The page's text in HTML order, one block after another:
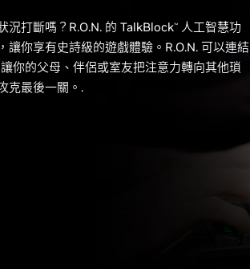
況打斷嗎？R.O.N. 的 TalkBlock™
人工智慧功
讓你享有史詩級的遊戲體驗。R.O.N. 可以連結
你的父母、伴侶或室友把注意力轉向其他瑣
克最後一關。.